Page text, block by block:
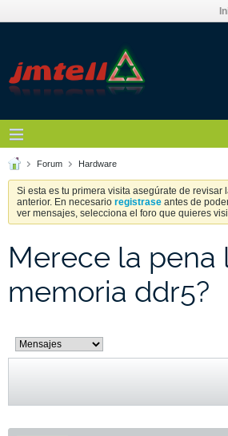
Forum Hardware
Si esta es tu primera visita asegúrate de revisar
anterior. En necesario registrase antes de
ver mensajes, selecciona el foro que quieres
Merece la pena
memoria ddr5?